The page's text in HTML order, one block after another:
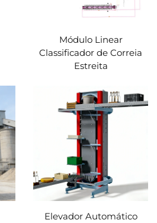
Módulo Linear
Classificador de Correia
Estreita
Elevador Automático